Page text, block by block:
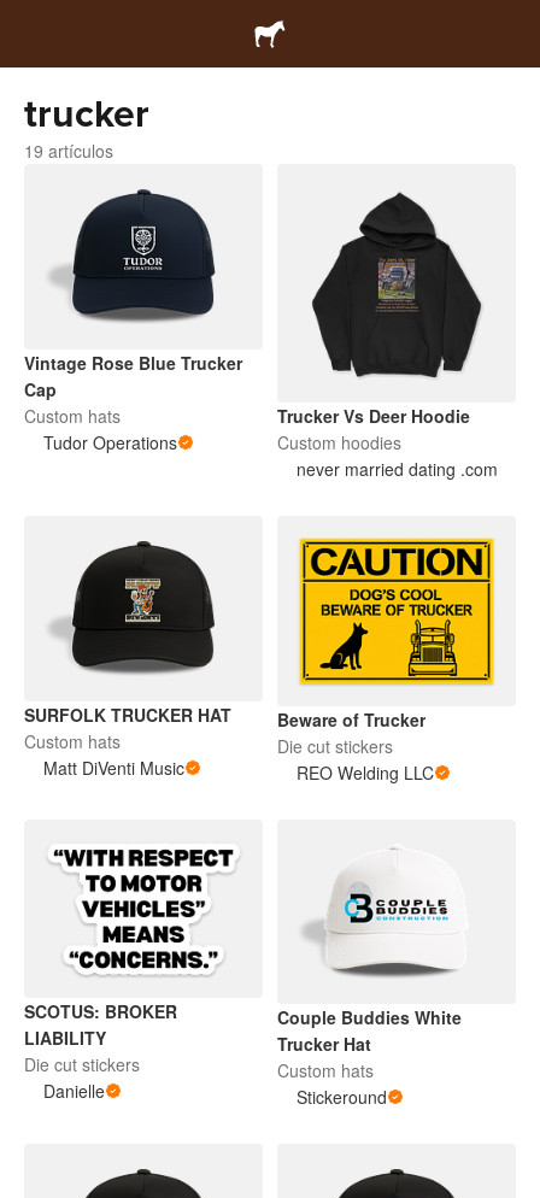
trucker
19 artículos
Vintage Rose Blue Trucker
Cap
Custom hats
Tudor Operations
Trucker Vs Deer Hoodie
Custom hoodies
never married dating .com
SURFOLK TRUCKER HAT
Custom hats
Matt DiVenti Music
Beware of Trucker
Die cut stickers
REO Welding LLC
SCOTUS: BROKER
LIABILITY
Die cut stickers
Danielle
Couple Buddies White
Trucker Hat
Custom hats
Stickeround